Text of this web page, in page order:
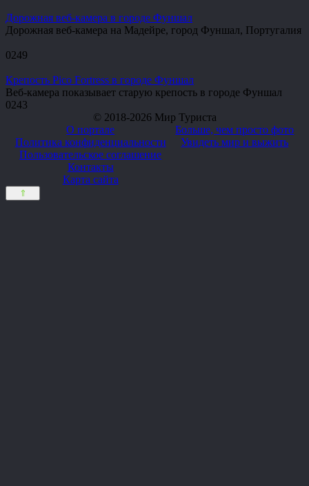
Дорожная веб-камера в городе Фуншал
Дорожная веб-камера на Мадейре, город Фуншал, Португалия
0249
Крепость Pico Fortress в городе Фуншал
Веб-камера показывает старую крепость в городе Фуншал
0243
© 2018-2026 Мир Туриста
О портале
Политика конфиденциальности
Пользовательское соглашение
Контакты
Карта сайта
Больше, чем просто фото
Увидеть мир и выжить